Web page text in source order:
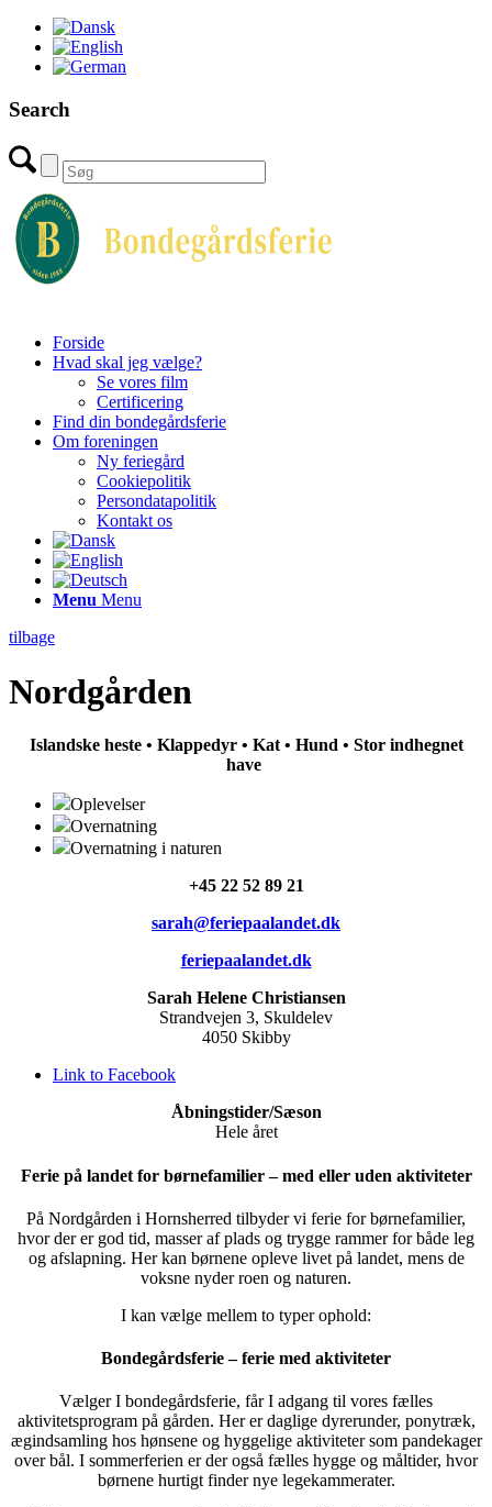
Search
Forside
Hvad skal jeg vælge?
Se vores film
Certificering
Find din bondegårdsferie
Om foreningen
Ny feriegård
Cookiepolitik
Persondatapolitik
Kontakt os
Menu Menu
tilbage
Nordgården
Islandske heste • Klappedyr • Kat • Hund • Stor indhegnet
have
Oplevelser
Overnatning
Overnatning i naturen
+45 22 52 89 21
sarah@feriepaalandet.dk
feriepaalandet.dk
Sarah Helene Christiansen
Strandvejen 3, Skuldelev
4050 Skibby
Link to Facebook
Åbningstider/Sæson
Hele året
Ferie på landet for børnefamilier – med eller uden aktiviteter
På Nordgården i Hornsherred tilbyder vi ferie for børnefamilier,
hvor der er god tid, masser af plads og trygge rammer for både leg
og afslapning. Her kan børnene opleve livet på landet, mens de
voksne nyder roen og naturen.
I kan vælge mellem to typer ophold:
Bondegårdsferie – ferie med aktiviteter
Vælger I bondegårdsferie, får I adgang til vores fælles
aktivitetsprogram på gården. Her er daglige dyrerunder, ponytræk,
ægindsamling hos hønsene og hyggelige aktiviteter som pandekager
over bål. I sommerferien er der også fælles hygge og måltider, hvor
børnene hurtigt finder nye legekammerater.